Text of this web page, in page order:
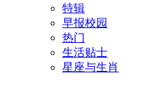
特辑
早报校园
热门
生活贴士
星座与生肖